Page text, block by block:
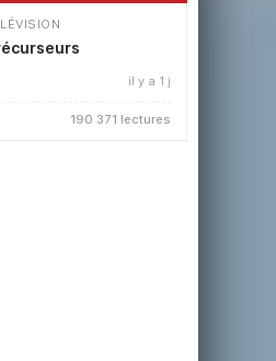
il y a 1 j
190 371 lectures